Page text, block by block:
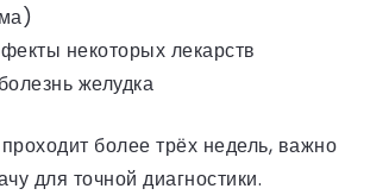
некоторых лекарств
желудка
более трёх недель, важно
для точной диагностики.